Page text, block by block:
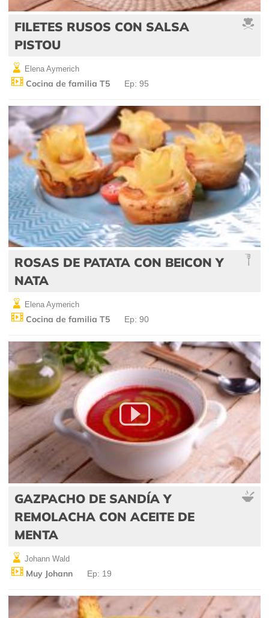
FILETES RUSOS CON SALSA
PISTOU
Elena Aymerich
Cocina de familia T5 Ep: 95
ROSAS DE PATATA CON BEICON Y
NATA
Elena Aymerich
Cocina de familia T5 Ep: 90
GAZPACHO DE SANDÍA Y
REMOLACHA CON ACEITE DE
MENTA
Johann Wald
Muy Johann Ep: 19